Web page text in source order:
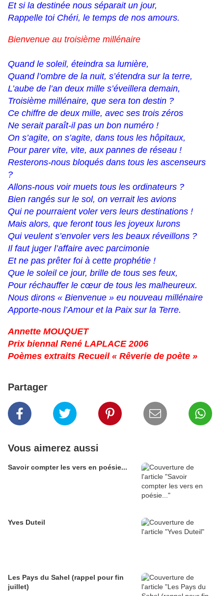
Et si la destinée nous séparait un jour,
Rappelle toi Chéri, le temps de nos amours.
Bienvenue au troisième millénaire
Quand le soleil, éteindra sa lumière,
Quand l’ombre de la nuit, s’étendra sur la terre,
L’aube de l’an deux mille s’éveillera demain,
Troisième millénaire, que sera ton destin ?
Ce chiffre de deux mille, avec ses trois zéros
Ne serait paraît-il pas un bon numéro !
On s’agite, on s’agite, dans tous les hôpitaux,
Pour parer vite, vite, aux pannes de réseau !
Resterons-nous bloqués dans tous les ascenseurs
?
Allons-nous voir muets tous les ordinateurs ?
Bien rangés sur le sol, on verrait les avions
Qui ne pourraient voler vers leurs destinations !
Mais alors, que feront tous les joyeux lurons
Qui veulent s’envoler vers les beaux réveillons ?
Il faut juger l’affaire avec parcimonie
Et ne pas prêter foi à cette prophétie !
Que le soleil ce jour, brille de tous ses feux,
Pour réchauffer le cœur de tous les malheureux.
Nous dirons « Bienvenue » eu nouveau millénaire
Apporte-nous l’Amour et la Paix sur la Terre.
Annette MOUQUET
Prix biennal René LAPLACE 2006
Poèmes extraits Recueil « Rêverie de poète »
Partager
Vous aimerez aussi
Savoir compter les vers en poésie...
Yves Duteil
Les Pays du Sahel (rappel pour fin
juillet)